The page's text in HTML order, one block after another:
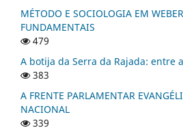
MÉTODO E SOCIOLOGIA EM
FUNDAMENTAIS
479
A botija da Serra da Rajada: entre
383
A FRENTE PARLAMENTAR
NACIONAL
339